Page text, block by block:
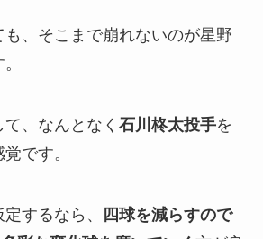
、そこまで崩れないのが星野
、なんとなく 石川柊太投手を
です。
するなら、
四球を減らすので